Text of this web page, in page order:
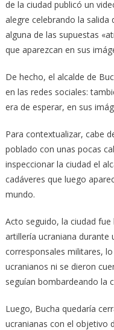
de la ciudad publicó un
alegre celebrando la
alguna de las supuestas
que aparezcan en sus
De hecho, el alcalde de
en las redes sociales:
era de esperar, en sus
Para contextualizar, cabe
poblado con unas pocas
inspeccionar la ciudad el
cadáveres que luego
mundo.
Acto seguido, la ciudad
artillería ucraniana durante
corresponsales militares,
ucranianos ni se dieron
seguían bombardeando la
Luego, Bucha quedaría
ucranianas con el objetivo